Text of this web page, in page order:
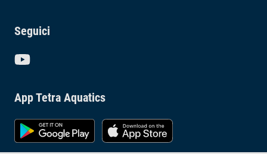
Seguici
App Tetra Aquatics